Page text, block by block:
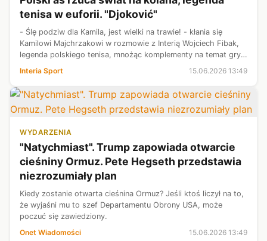
tenisa w euforii. "Djoković"
- Ślę podziw dla Kamila, jest wielki na trawie! - kłania się
Kamilowi Majchrzakowi w rozmowie z Interią Wojciech Fibak,
legenda polskiego tenisa, mnożąc komplementy na temat gry
30-latka, za którym premierowe zwycięstwo w zawodach
najwyższej rangi. 3...
Interia Sport 15.06.2026 13:49
WYDARZENIA
"Natychmiast". Trump zapowiada otwarcie
cieśniny Ormuz. Pete Hegseth przedstawia
niezrozumiały plan
Kiedy zostanie otwarta cieśnina Ormuz? Jeśli ktoś liczył na to,
że wyjaśni mu to szef Departamentu Obrony USA, może
poczuć się zawiedziony.
Onet Wiadomości
15.06.2026 13:49